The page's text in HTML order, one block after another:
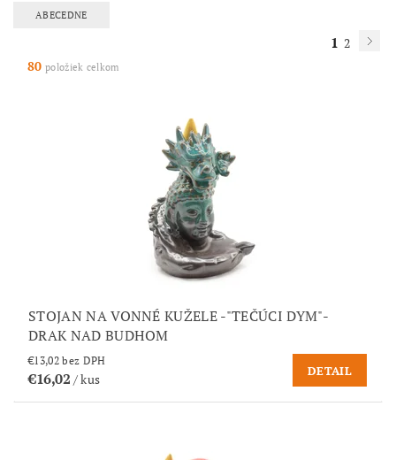
ABECEDNE
1 2
80 položiek celkom
STOJAN NA VONNÉ KUŽELE -"TEČÚCI DYM"-
DRAK NAD BUDHOM
€13,02 bez DPH
€16,02 / kus
DETAIL